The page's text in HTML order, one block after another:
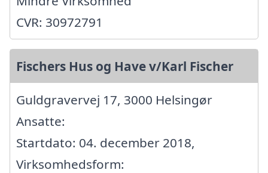
CVR: 30972791
Fischers Hus og Have v/Karl Fischer
Guldgravervej 17, 3000 Helsingør
Ansatte:
Startdato: 04. december 2018,
Virksomhedsform: